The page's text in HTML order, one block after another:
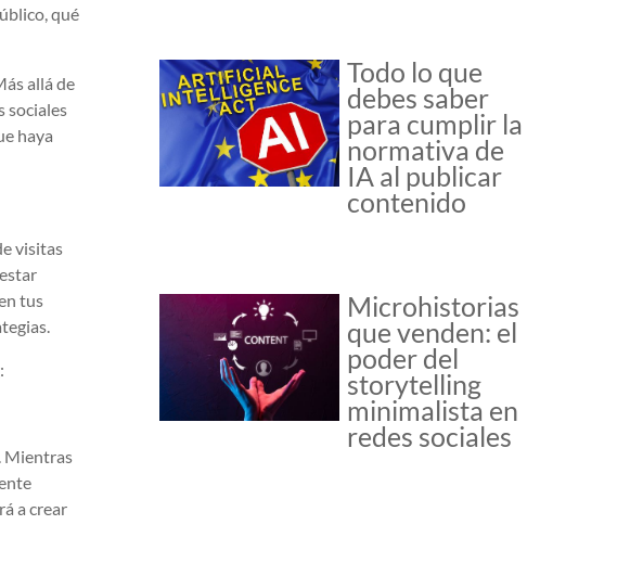
qué
allá de
sociales
haya
visitas
tus
Mientras
a crear
Todo lo que
debes saber
para cumplir la
normativa de
IA al publicar
contenido
Microhistorias
que venden: el
poder del
storytelling
minimalista en
redes sociales